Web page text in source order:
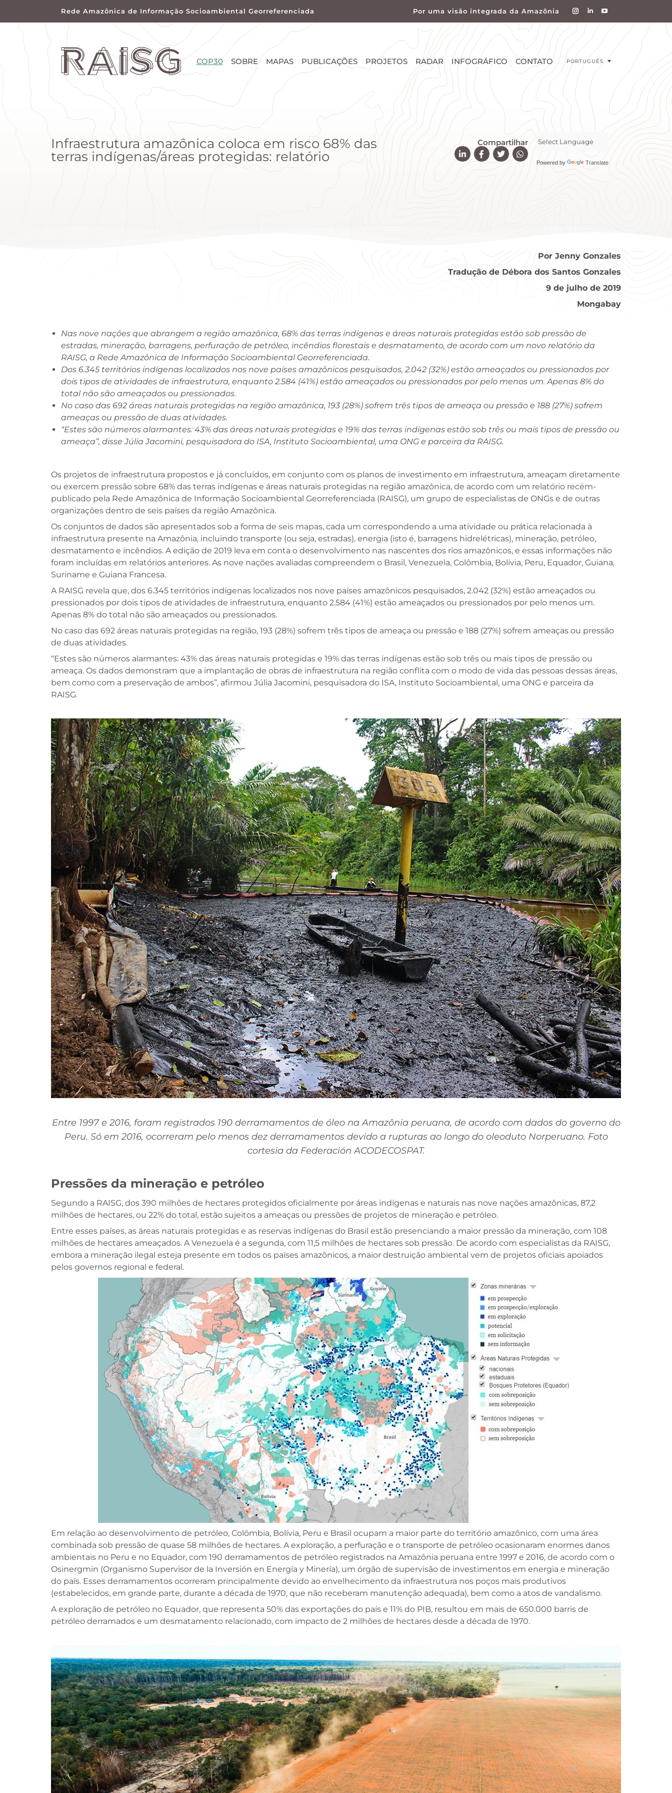
Rede Amazônica de Informação Socioambiental Georreferenciada Por uma visão integrada da Amazônia
COP30 SOBRE MAPAS PUBLICAÇÕES PROJETOS RADAR INFOGRÁFICO CONTATO PORTUGUÊS
Infraestrutura amazônica coloca em risco 68% das
terras indígenas/áreas protegidas: relatório
Compartilhar
Powered by Translate
Por Jenny Gonzales
Tradução de Débora dos Santos Gonzales
9 de julho de 2019
Mongabay
Nas nove nações que abrangem a região amazônica, 68% das terras indígenas e áreas naturais protegidas estão sob pressão de
estradas, mineração, barragens, perfuração de petróleo, incêndios florestais e desmatamento, de acordo com um novo relatório da
RAISG, a Rede Amazônica de Informação Socioambiental Georreferenciada.
Dos 6.345 territórios indígenas localizados nos nove países amazônicos pesquisados, 2.042 (32%) estão ameaçados ou pressionados por
dois tipos de atividades de infraestrutura, enquanto 2.584 (41%) estão ameaçados ou pressionados por pelo menos um. Apenas 8% do
total não são ameaçados ou pressionados.
No caso das 692 áreas naturais protegidas na região amazônica, 193 (28%) sofrem três tipos de ameaça ou pressão e 188 (27%) sofrem
ameaças ou pressão de duas atividades.
“Estes são números alarmantes: 43% das áreas naturais protegidas e 19% das terras indígenas estão sob três ou mais tipos de pressão ou
ameaça”, disse Júlia Jacomini, pesquisadora do ISA, Instituto Socioambiental, uma ONG e parceira da RAISG.
Os projetos de infraestrutura propostos e já concluídos, em conjunto com os planos de investimento em infraestrutura, ameaçam diretamente
ou exercem pressão sobre 68% das terras indígenas e áreas naturais protegidas na região amazônica, de acordo com um relatório recém-
publicado pela Rede Amazônica de Informação Socioambiental Georreferenciada (RAISG), um grupo de especialistas de ONGs e de outras
organizações dentro de seis países da região Amazônica.
Os conjuntos de dados são apresentados sob a forma de seis mapas, cada um correspondendo a uma atividade ou prática relacionada à
infraestrutura presente na Amazônia, incluindo transporte (ou seja, estradas), energia (isto é, barragens hidrelétricas), mineração, petróleo,
desmatamento e incêndios. A edição de 2019 leva em conta o desenvolvimento nas nascentes dos rios amazônicos, e essas informações não
foram incluídas em relatórios anteriores. As nove nações avaliadas compreendem o Brasil, Venezuela, Colômbia, Bolívia, Peru, Equador, Guiana,
Suriname e Guiana Francesa.
A RAISG revela que, dos 6.345 territórios indígenas localizados nos nove países amazônicos pesquisados, 2.042 (32%) estão ameaçados ou
pressionados por dois tipos de atividades de infraestrutura, enquanto 2.584 (41%) estão ameaçados ou pressionados por pelo menos um.
Apenas 8% do total não são ameaçados ou pressionados.
No caso das 692 áreas naturais protegidas na região, 193 (28%) sofrem três tipos de ameaça ou pressão e 188 (27%) sofrem ameaças ou pressão
de duas atividades.
“Estes são números alarmantes: 43% das áreas naturais protegidas e 19% das terras indígenas estão sob três ou mais tipos de pressão ou
ameaça. Os dados demonstram que a implantação de obras de infraestrutura na região conflita com o modo de vida das pessoas dessas áreas,
bem como com a preservação de ambos”, afirmou Júlia Jacomini, pesquisadora do ISA, Instituto Socioambiental, uma ONG e parceira da
RAISG.
Entre 1997 e 2016, foram registrados 190 derramamentos de óleo na Amazônia peruana, de acordo com dados do governo do
Peru. Só em 2016, ocorreram pelo menos dez derramamentos devido a rupturas ao longo do oleoduto Norperuano. Foto
cortesia da Federación ACODECOSPAT.
Pressões da mineração e petróleo
Segundo a RAISG, dos 390 milhões de hectares protegidos oficialmente por áreas indígenas e naturais nas nove nações amazônicas, 87,2
milhões de hectares, ou 22% do total, estão sujeitos a ameaças ou pressões de projetos de mineração e petróleo.
Entre esses países, as áreas naturais protegidas e as reservas indígenas do Brasil estão presenciando a maior pressão da mineração, com 108
milhões de hectares ameaçados. A Venezuela é a segunda, com 11,5 milhões de hectares sob pressão. De acordo com especialistas da RAISG,
embora a mineração ilegal esteja presente em todos os países amazônicos, a maior destruição ambiental vem de projetos oficiais apoiados
pelos governos regional e federal.
Em relação ao desenvolvimento de petróleo, Colômbia, Bolívia, Peru e Brasil ocupam a maior parte do território amazônico, com uma área
combinada sob pressão de quase 58 milhões de hectares. A exploração, a perfuração e o transporte de petróleo ocasionaram enormes danos
ambientais no Peru e no Equador, com 190 derramamentos de petróleo registrados na Amazônia peruana entre 1997 e 2016, de acordo com o
Osinergmin (Organismo Supervisor de la Inversión en Energía y Minería), um órgão de supervisão de investimentos em energia e mineração
do país. Esses derramamentos ocorreram principalmente devido ao envelhecimento da infraestrutura nos poços mais produtivos
(estabelecidos, em grande parte, durante a década de 1970, que não receberam manutenção adequada), bem como a atos de vandalismo.
A exploração de petróleo no Equador, que representa 50% das exportações do país e 11% do PIB, resultou em mais de 650.000 barris de
petróleo derramados e um desmatamento relacionado, com impacto de 2 milhões de hectares desde a década de 1970.